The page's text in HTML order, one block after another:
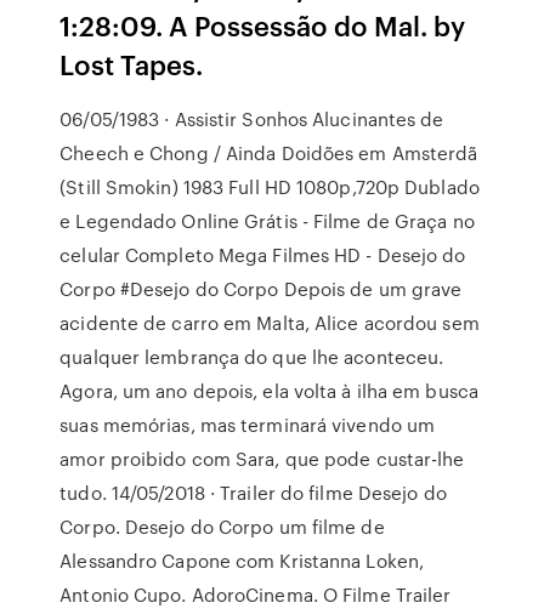
1:28:09. A Possessão do Mal. by
Lost Tapes.
06/05/1983 · Assistir Sonhos Alucinantes de
Cheech e Chong / Ainda Doidões em Amsterdã
(Still Smokin) 1983 Full HD 1080p,720p Dublado
e Legendado Online Grátis - Filme de Graça no
celular Completo Mega Filmes HD - Desejo do
Corpo #Desejo do Corpo Depois de um grave
acidente de carro em Malta, Alice acordou sem
qualquer lembrança do que lhe aconteceu.
Agora, um ano depois, ela volta à ilha em busca
suas memórias, mas terminará vivendo um
amor proibido com Sara, que pode custar-lhe
tudo. 14/05/2018 · Trailer do filme Desejo do
Corpo. Desejo do Corpo um filme de
Alessandro Capone com Kristanna Loken,
Antonio Cupo. AdoroCinema. O Filme Trailer